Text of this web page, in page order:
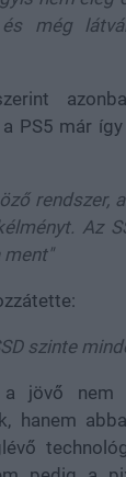
még
PS5 már
rendszer,
Az
ment"
szinte
a jövő
hanem